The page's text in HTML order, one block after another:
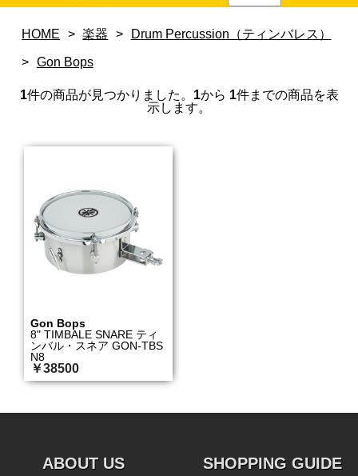
HOME > 楽器 > Drum Percussion（ティンバレス）
> Gon Bops
1件の商品が見つかりました。 1から 1件までの商品を表
示します。
Gon Bops
8" TIMBALE SNARE ティ
ンバル・スネア GON-TBS
N8
￥38500
ABOUT US SHOPPING GUIDE